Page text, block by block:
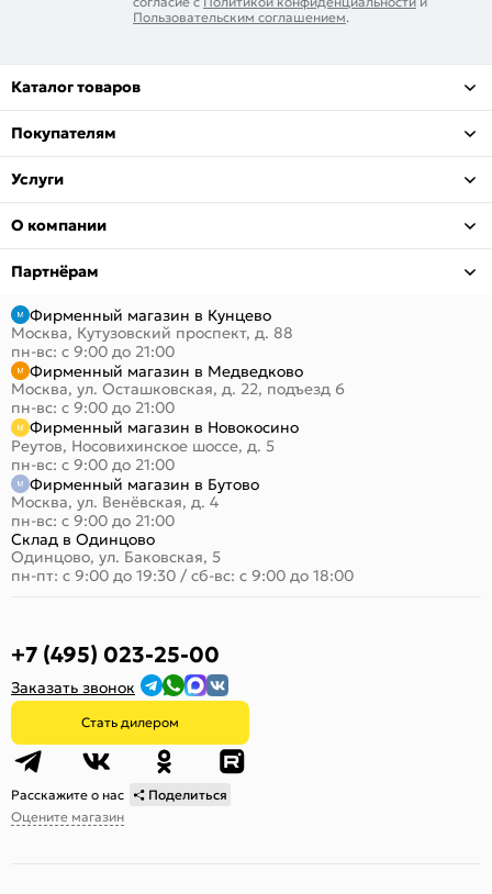
Пользовательским соглашением.
Каталог товаров
Покупателям
Услуги
О компании
Партнёрам
Фирменный магазин в Кунцево
Москва, Кутузовский проспект, д. 88
пн-вс: с 9:00 до 21:00
Фирменный магазин в Медведково
Москва, ул. Осташковская, д. 22, подъезд 6
пн-вс: с 9:00 до 21:00
Фирменный магазин в Новокосино
Реутов, Носовихинское шоссе, д. 5
пн-вс: с 9:00 до 21:00
Фирменный магазин в Бутово
Москва, ул. Венёвская, д. 4
пн-вс: с 9:00 до 21:00
Склад в Одинцово
Одинцово, ул. Баковская, 5
пн-пт: с 9:00 до 19:30 / сб-вс: с 9:00 до 18:00
+7 (495) 023-25-00
Заказать звонок
Стать дилером
Расскажите о нас
Поделиться
Оцените магазин